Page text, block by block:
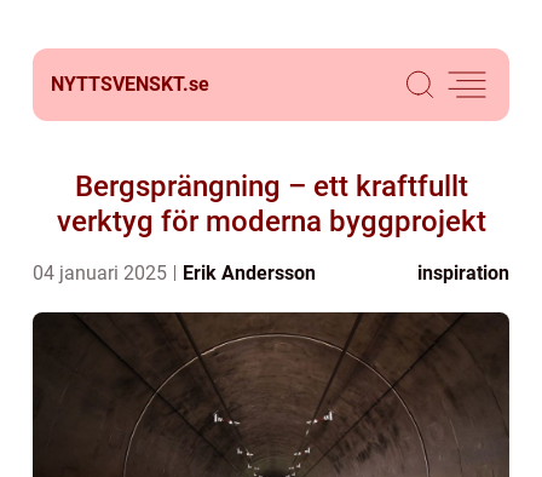
NYTTSVENSKT.se
Bergsprängning – ett kraftfullt
verktyg för moderna byggprojekt
04 januari 2025 Erik Andersson inspiration